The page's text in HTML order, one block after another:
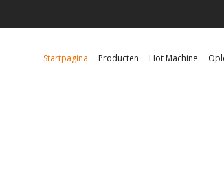
Startpagina Producten Hot Machine